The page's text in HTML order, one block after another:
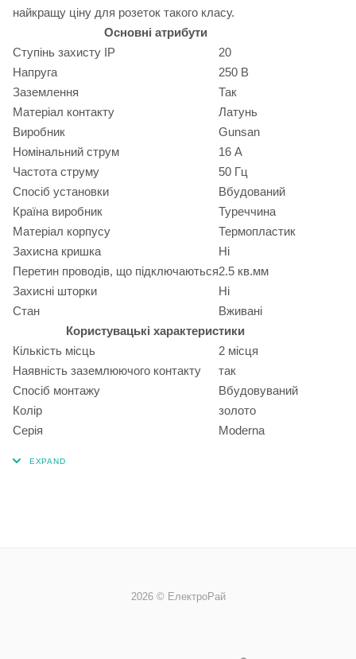
найкращу ціну для розеток такого класу.
Основні атрибути
Ступінь захисту IP
20
Напруга
250 В
Заземлення
Так
Матеріал контакту
Латунь
Виробник
Gunsan
Номінальний струм
16 А
Частота струму
50 Гц
Спосіб установки
Вбудований
Країна виробник
Туреччина
Матеріал корпусу
Термопластик
Захисна кришка
Ні
Перетин проводів, що підключаються2.5 кв.мм
Захисні шторки
Ні
Стан
Вживані
Користувацькі характеристики
Кількість місць
2 місця
Наявність заземлюючого контакту
так
Спосіб монтажу
Вбудовуваний
Колір
золото
Серія
Moderna
2026 © ЕлектроРай